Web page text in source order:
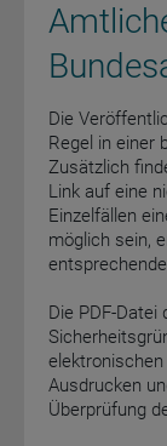
Die
Regel in einer
Zusätzlich
Link auf eine
Einzelfällen
möglich sein,
Die PDF-
Ausdrucken
Überprüfung